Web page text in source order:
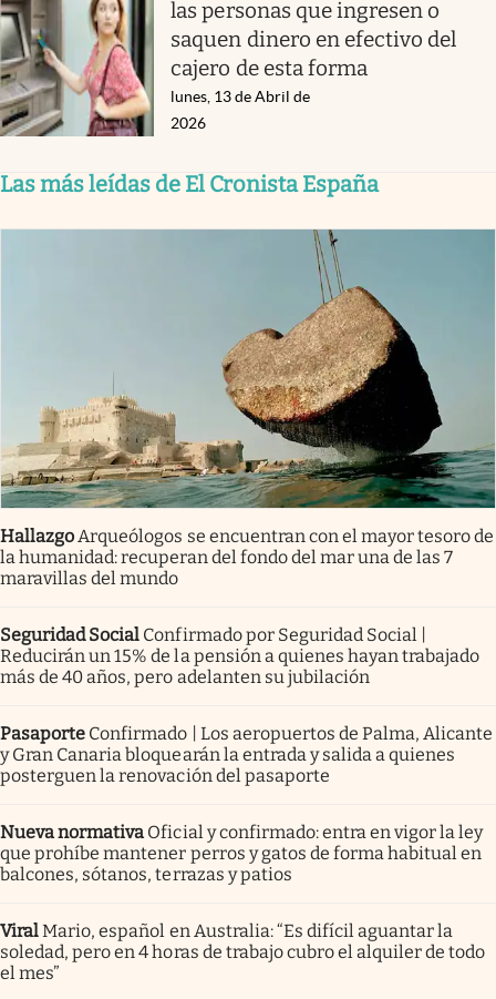
las personas que ingresen o
saquen dinero en efectivo del
cajero de esta forma
lunes, 13 de Abril de
2026
Las más leídas de El Cronista España
Hallazgo Arqueólogos se encuentran con el mayor tesoro de
la humanidad: recuperan del fondo del mar una de las 7
maravillas del mundo
Seguridad Social Confirmado por Seguridad Social |
Reducirán un 15% de la pensión a quienes hayan trabajado
más de 40 años, pero adelanten su jubilación
Pasaporte Confirmado | Los aeropuertos de Palma, Alicante
y Gran Canaria bloquearán la entrada y salida a quienes
posterguen la renovación del pasaporte
Nueva normativa Oficial y confirmado: entra en vigor la ley
que prohíbe mantener perros y gatos de forma habitual en
balcones, sótanos, terrazas y patios
ViralMario, español en Australia: “Es difícil aguantar la
soledad, pero en 4 horas de trabajo cubro el alquiler de todo
el mes”